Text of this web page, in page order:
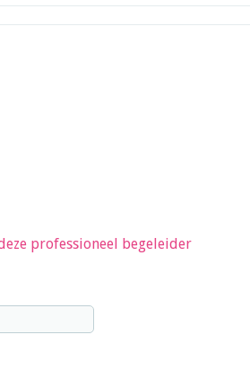
professioneel begeleider